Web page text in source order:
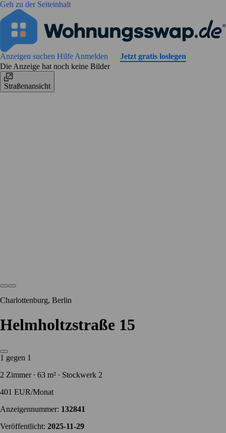
Geh zu der Seiteinhalt
Anzeigen suchen Hilfe Anmelden
Jetzt gratis loslegen
Die Anzeige hat noch keine Bilder
Straßenansicht
Charlottenburg, Berlin
Helmholtzstraße 15
1 gegen 1
2 Zimmer ∙ 63 m² ∙ Stockwerk 2
401 EUR/Monat
Anzeigennummer: 132841
Veröffentlicht: 2025-11-29